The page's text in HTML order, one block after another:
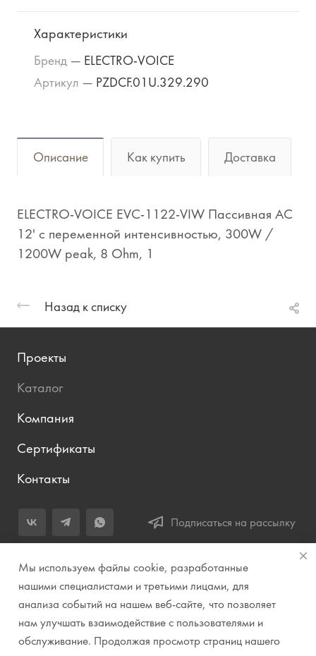
Характеристики
Бренд — ELECTRO-VOICE
Артикул — PZDCF.01U.329.290
Описание Как купить Доставка
ELECTRO-VOICE EVC-1122-VIW Пассивная АС
12' с переменной интенсивностью, 300W /
1200W peak, 8 Ohm, 1
Назад к списку
Проекты
Каталог
Компания
Сертификаты
Контакты
Подписаться на рассылку
+7 (343) 283-04-11
Заказать звонок
info@prirodazvuka.ru
620144, г. Екатеринбург, ул. Хохрякова, д. 98, салон 27, ТЦ
«Весенний», 2 этаж, Центральный вход с ул. Куйбышева
Мы используем файлы cookie, разработанные
нашими специалистами и третьими лицами, для
анализа событий на нашем веб-сайте, что позволяет
нам улучшать взаимодействие с пользователями и
обслуживание. Продолжая просмотр страниц нашего